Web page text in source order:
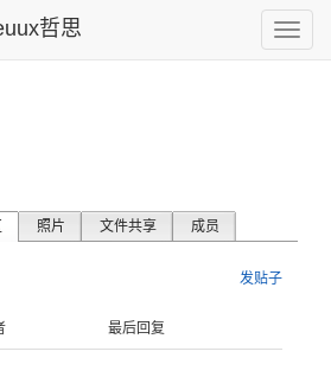
Toggle
哲思
照片 文件共享 成员
发贴子
最后回复